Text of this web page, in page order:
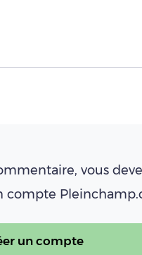
vous
compte
un compte